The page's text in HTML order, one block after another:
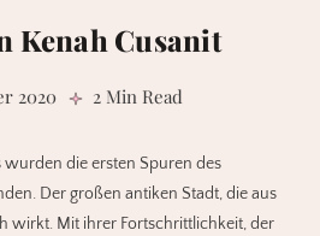
Kenah Cusanit
2020 2 Min Read
wurden die ersten Spuren des
Der großen antiken Stadt, die aus
wirkt. Mit ihrer Fortschrittlichkeit, der